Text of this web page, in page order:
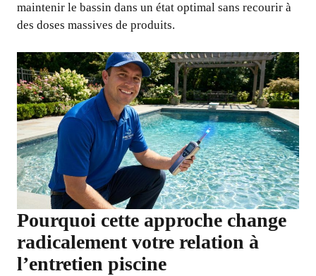
maintenir le bassin dans un état optimal sans recourir à
des doses massives de produits.
Pourquoi cette approche change
radicalement votre relation à
l’entretien piscine